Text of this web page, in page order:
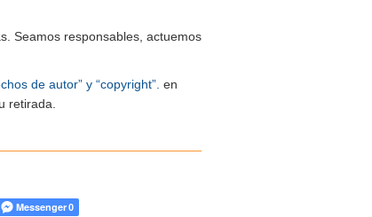
Seamos responsables, actuemos
de autor” y “copyright”. en
retirada.
Messenger0